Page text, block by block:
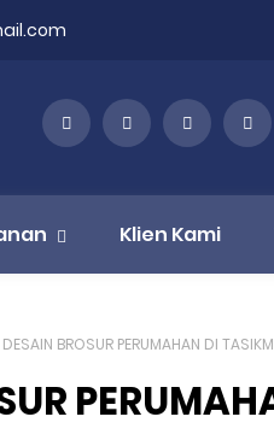
Klien Kami
BROSUR PERUMAHAN DI